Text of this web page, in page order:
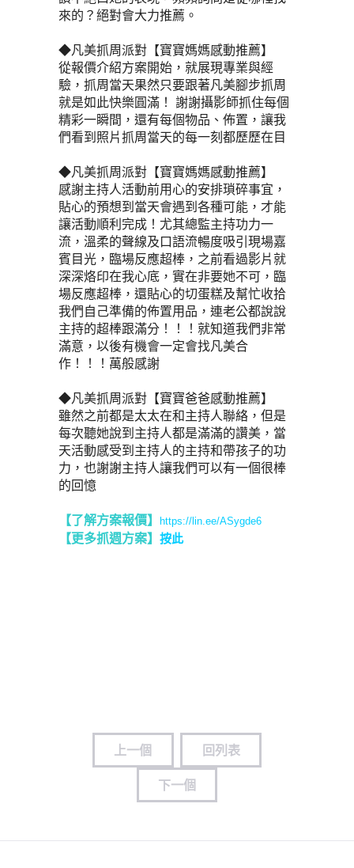
來的？絕對會大力推薦。
◆凡美抓周派對【寶寶媽媽感動推薦】
從報價介紹方案開始，就展現專業與經
驗，抓周當天果然只要跟著凡美腳步抓周
就是如此快樂圓滿！ 謝謝攝影師抓住每個
精彩一瞬間，還有每個物品、佈置，讓我
們看到照片抓周當天的每一刻都歷歷在目
◆凡美抓周派對【寶寶媽媽感動推薦】
感謝主持人活動前用心的安排瑣碎事宜，
貼心的預想到當天會遇到各種可能，才能
讓活動順利完成！尤其總監主持功力一
流，溫柔的聲線及口語流暢度吸引現場嘉
賓目光，臨場反應超棒，之前看過影片就
深深烙印在我心底，實在非要她不可，臨
場反應超棒，還貼心的切蛋糕及幫忙收拾
我們自己準備的佈置用品，連老公都說說
主持的超棒跟滿分！！！就知道我們非常
滿意，以後有機會一定會找凡美合
作！！！萬般感謝
◆凡美抓周派對【寶寶爸爸感動推薦】
雖然之前都是太太在和主持人聯絡，但是
每次聽她說到主持人都是滿滿的讚美，當
天活動感受到主持人的主持和帶孩子的功
力，也謝謝主持人讓我們可以有一個很棒
的回憶
【了解方案報價】 https://lin.ee/ASygde6
【更多抓週方案】 按此
上一個
回列表
下一個